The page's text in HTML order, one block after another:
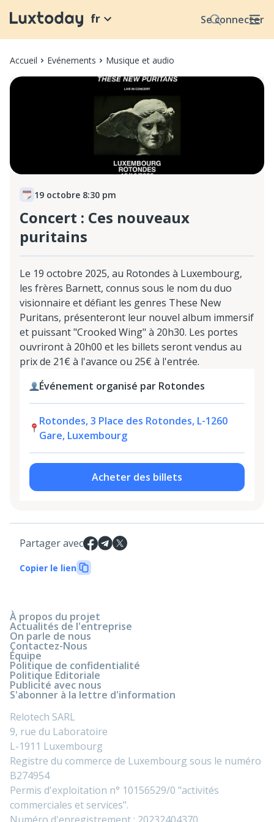
Se connecter
fr
Accueil Evénements Musique et audio
19 octobre 8:30 pm
Concert : Ces nouveaux
puritains
Le 19 octobre 2025, au Rotondes à Luxembourg,
les frères Barnett, connus sous le nom du duo
visionnaire et défiant les genres These New
Puritans, présenteront leur nouvel album immersif
et puissant "Crooked Wing" à 20h30. Les portes
ouvriront à 20h00 et les billets seront vendus au
prix de 21€ à l'avance ou 25€ à l'entrée.
Événement organisé par Rotondes
Rotondes, 3 Place des Rotondes, L-1260
Gare, Luxembourg
Acheter des billets
Partager avec
Copier le lien
À propos du projet
Actualités de l'entreprise
On parle de nous
Contactez-Nous
Équipe
Politique de confidentialité
Politique Editoriale
Publicité avec nous
S'abonner à la lettre d'information
Relotech SARL
9, rue du Laboratoire
L-1911 Luxembourg
Registre du commerce de Luxembourg sous le numéro
B274954
Permis d'exploitation n° 10156529/0 "activités
commerciales et services".